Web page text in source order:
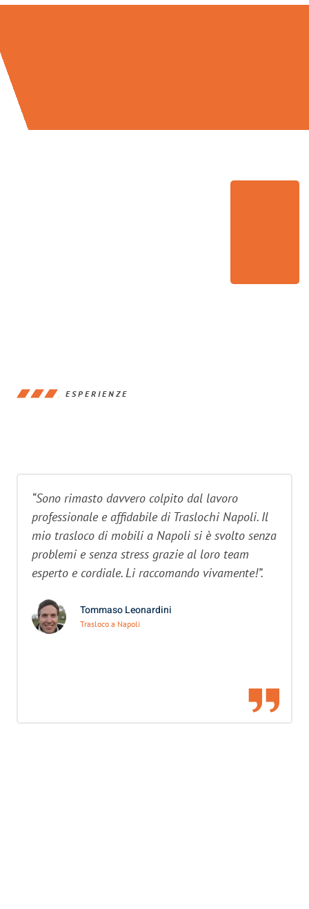
ESPERIENZE
“Sono rimasto davvero colpito dal lavoro
professionale e affidabile di Traslochi Napoli. Il
mio trasloco di mobili a Napoli si è svolto senza
problemi e senza stress grazie al loro team
esperto e cordiale. Li raccomando vivamente!”.
Tommaso Leonardini
Trasloco a Napoli